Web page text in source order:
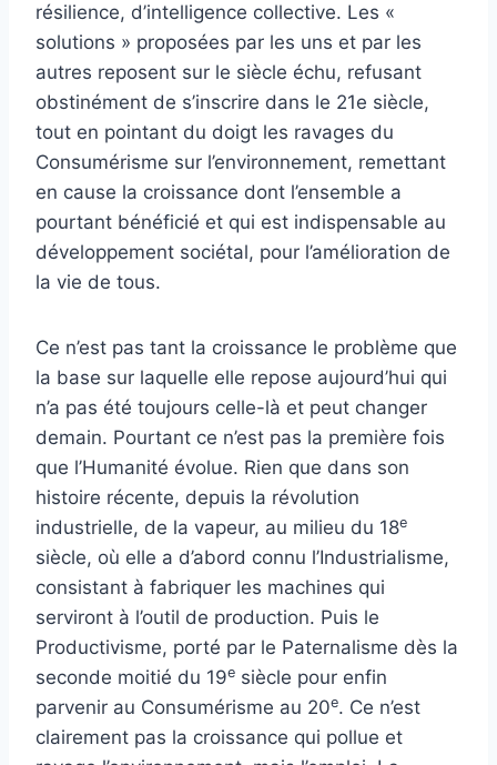
résilience, d’intelligence collective. Les «
solutions » proposées par les uns et par les
autres reposent sur le siècle échu, refusant
obstinément de s’inscrire dans le 21e siècle,
tout en pointant du doigt les ravages du
Consumérisme sur l’environnement, remettant
en cause la croissance dont l’ensemble a
pourtant bénéficié et qui est indispensable au
développement sociétal, pour l’amélioration de
la vie de tous.
Ce n’est pas tant la croissance le problème que
la base sur laquelle elle repose aujourd’hui qui
n’a pas été toujours celle-là et peut changer
demain. Pourtant ce n’est pas la première fois
que l’Humanité évolue. Rien que dans son
histoire récente, depuis la révolution
industrielle, de la vapeur, au milieu du 18e
siècle, où elle a d’abord connu l’Industrialisme,
consistant à fabriquer les machines qui
serviront à l’outil de production. Puis le
Productivisme, porté par le Paternalisme dès la
seconde moitié du 19e siècle pour enfin
parvenir au Consumérisme au 20e. Ce n’est
clairement pas la croissance qui pollue et